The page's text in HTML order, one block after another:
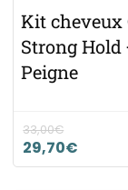
Kit cheveux
Strong Hold
Peigne
33,00€
29,70€